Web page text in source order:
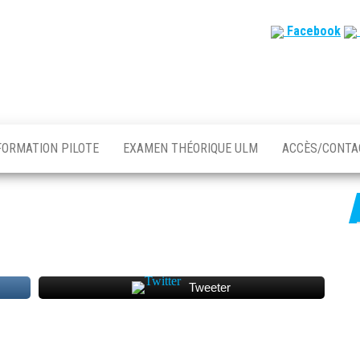
Facebook
PILOTE EXAMEN THÉORIQUE ULM ACCÈS/
Tweeter